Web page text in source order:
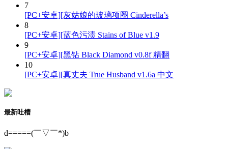
7
[PC+安卓][灰姑娘的玻璃项圈 Cinderella’s
8
[PC+安卓][蓝色污渍 Stains of Blue v1.9
9
[PC+安卓][黑钻 Black Diamond v0.8f 精翻
10
[PC+安卓][真丈夫 True Husband v1.6a 中文
最新吐槽
d=====(￣▽￣*)b